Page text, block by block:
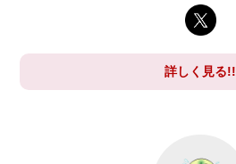
詳しく見る!!